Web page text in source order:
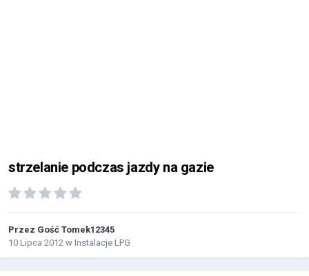
strzelanie podczas jazdy na gazie
Przez Gość Tomek12345
10 Lipca 2012 w Instalacje LPG